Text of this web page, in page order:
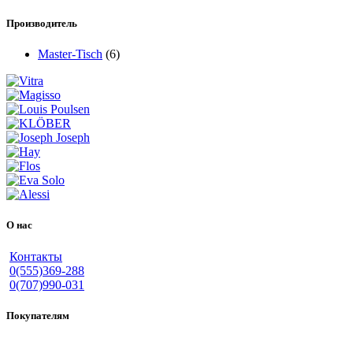
Производитель
Master-Tisch (6)
О нас
Контакты
0(555)369-288
0(707)990-031
Покупателям